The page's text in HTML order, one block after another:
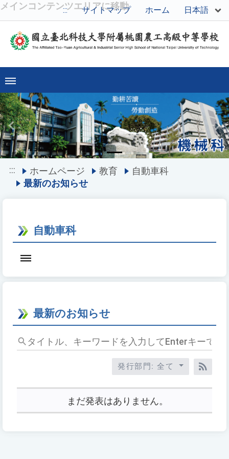
メインコンテンツエリアに移動
::: サイトマップ ホーム 日本語
Previous
::: ホームページ 教育
自動車科
最新のお知らせ
自動車科
最新のお知らせ
タ
イ
キ
ワ
発行部門: 全て
RSS
まだ発表はありません。